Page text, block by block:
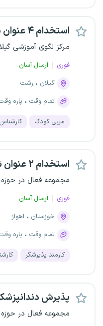
استخدام ۴ عنوان شغلی
مرکز لگوی آموزشی
فوری
ارسال آسان
گیلان
رشت
تمام وقت
پاره
مربی کودک
استخدام ۲ عنوان شغلی
مجموعه فعال در
فوری
ارسال آسان
خوزستان
اهواز
تمام وقت
پاره
کارمند پذیرشگر
پذیرش
مجموعه فعال در حوزه